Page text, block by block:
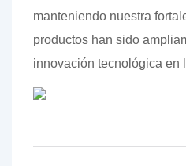
manteniendo nuestra
productos han sido
innovación tecnológica en